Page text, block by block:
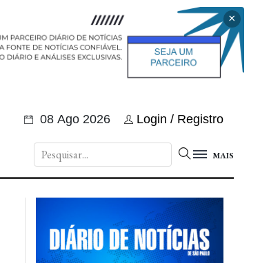
×
08 Ago 2026 Login / Registro
MAIS